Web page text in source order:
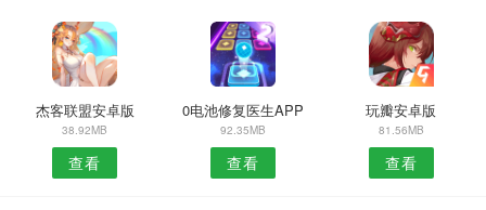
杰客联盟安卓版
38.92MB
查看
0电池修复医生APP
92.35MB
查看
玩瓣安卓版
81.56MB
查看